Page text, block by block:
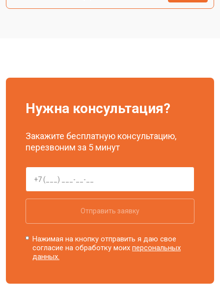
Нужна консультация?
Закажите бесплатную консультацию,
перезвоним за 5 минут
Отправить заявку
Нажимая на кнопку отправить я даю свое
согласие на обработку моихперсональных
данных.